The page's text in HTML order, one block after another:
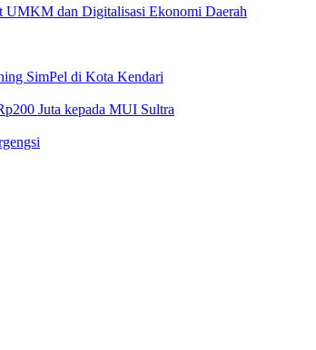
UMKM dan Digitalisasi Ekonomi Daerah
SimPel di Kota Kendari
Juta kepada MUI Sultra